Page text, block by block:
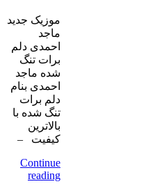
موزیک جدید
ماجد
احمدی دلم
برات تنگ
شده ماجد
احمدی بنام
دلم برات
تنگ شده با
بالاترین
کیفیت –
Continue
reading